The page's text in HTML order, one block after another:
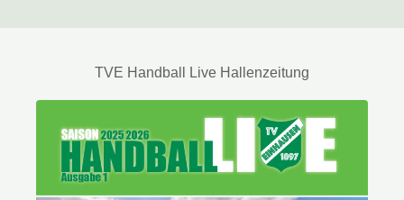
TVE Handball Live Hallenzeitung